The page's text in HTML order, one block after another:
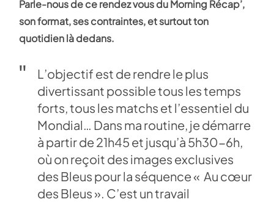
Parle-nous de ce rendez vous du Morning Récap’,
son format, ses contraintes, et surtout ton
quotidien là dedans.
L’objectif est de rendre le plus
divertissant possible tous les temps
forts, tous les matchs et l’essentiel du
Mondial… Dans ma routine, je démarre
à partir de 21h45 et jusqu’à 5h30-6h,
où on reçoit des images exclusives
des Bleus pour la séquence « Au cœur
des Bleus ». C’est un travail